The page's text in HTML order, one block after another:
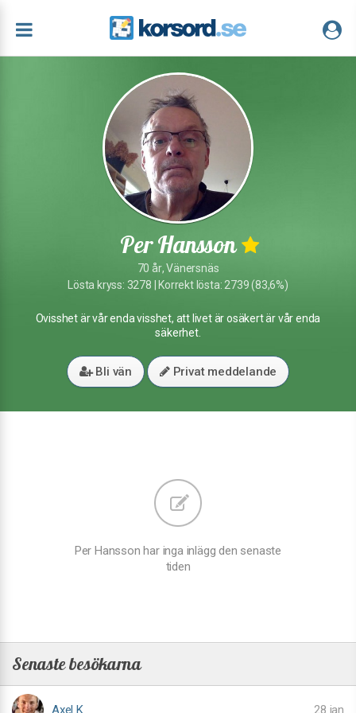
Per Hansson
70 år, Vänersnäs
Lösta kryss: 3278 | Korrekt lösta: 2739 (83,6%)
Ovisshet är vår enda visshet, att livet är osäkert är vår enda
säkerhet.
Bli vän Privat meddelande
Per Hansson har inga inlägg den senaste
tiden
Senaste besökarna
Axel K 28 jan